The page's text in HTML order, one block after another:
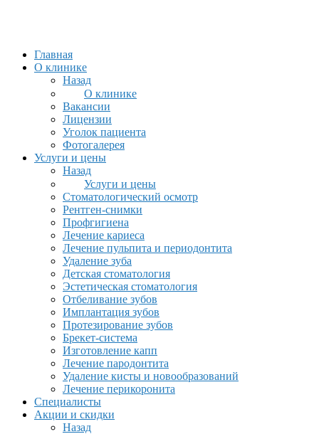
Главная
О клинике
Назад
О клинике
Вакансии
Лицензии
Уголок пациента
Фотогалерея
Услуги и цены
Назад
Услуги и цены
Стоматологический осмотр
Рентген-снимки
Профгигиена
Лечение кариеса
Лечение пульпита и периодонтита
Удаление зуба
Детская стоматология
Эстетическая стоматология
Отбеливание зубов
Имплантация зубов
Протезирование зубов
Брекет-система
Изготовление капп
Лечение пародонтита
Удаление кисты и новообразований
Лечение перикоронита
Специалисты
Акции и скидки
Назад